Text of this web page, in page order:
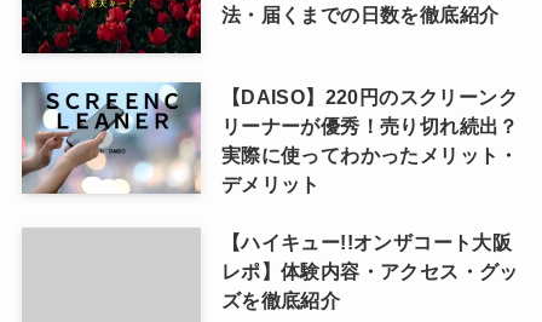
法・届くまでの日数を徹底紹介
【DAISO】220円のスクリーンク
リーナーが優秀！売り切れ続出？
実際に使ってわかったメリット・
デメリット
【ハイキュー!!オンザコート大阪
レポ】体験内容・アクセス・グッ
ズを徹底紹介